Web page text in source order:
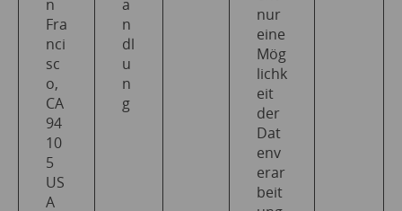
n
Fra
nci
sc
o,
CA
94
10
5
US
A
a
n
dl
u
n
g
nur
eine
Mög
lichk
eit
der
Dat
env
erar
beit